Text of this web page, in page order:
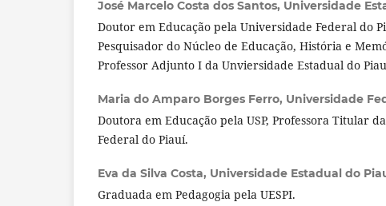
José Marcelo Costa dos Santos, Universidade
Doutor em Educação pela Universidade Federal do
Pesquisador do Núcleo de Educação, História e
Professor Adjunto I da Unviersidade Estadual do
Maria do Amparo Borges Ferro, Universidade
Doutora em Educação pela USP, Professora Titular
Federal do Piauí.
Eva da Silva Costa, Universidade Estadual do
Graduada em Pedagogia pela UESPI.